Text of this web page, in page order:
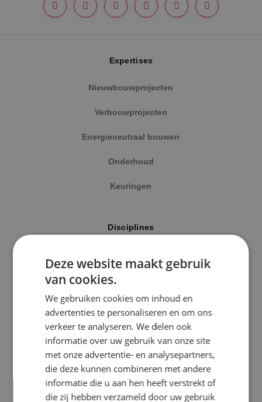
Kaatsheuvel
Sprundel
Specialisme
Beveiligingstechniek
Elektrotechniek
Energietechniek
Expertises
Nieuwbouwprojecten
Verbouwprojecten
Energieneutraal bouwen
Onderhoud
Keuringen
Disciplines
Werktuigbouwkunde
Energietechniek
Beveiligingstechniek
Uitgelicht
Klimaatinstallaties
Deze website maakt gebruik
van cookies.
We gebruiken cookies om inhoud en
advertenties te personaliseren en om ons
verkeer te analyseren. We delen ook
informatie over uw gebruik van onze site
met onze advertentie- en analysepartners,
die deze kunnen combineren met andere
informatie die u aan hen heeft verstrekt of
die zij hebben verzameld door uw gebruik